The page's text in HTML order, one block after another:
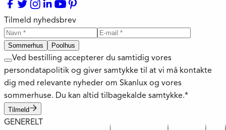
Tilmeld nyhedsbrev
Sommerhus Poolhus
Ved bestilling accepterer du samtidig vores
persondatapolitik og giver samtykke til at vi må kontakte
dig med relevante nyheder om Skanlux og vores
sommerhuse. Du kan altid tilbagekalde samtykke.*
Tilmeld
GENERELT